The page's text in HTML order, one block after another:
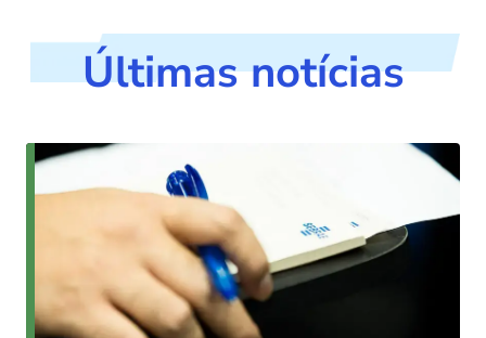
Notícias
Últimas notícias